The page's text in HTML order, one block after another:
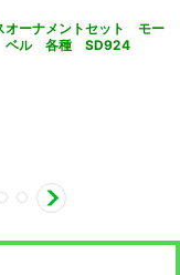
オーナメントセット モー
ベル 各種 SD924